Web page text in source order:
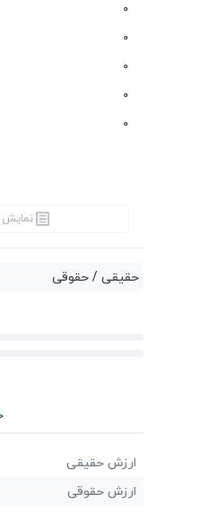
0
0
0
0
0
حقیقی / حقوقی
ارزش حقیقی
ارزش حقوقی